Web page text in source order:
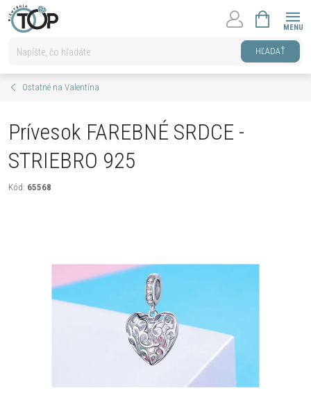
Prejsť
na
HĽADAŤ
KOŠÍK
Ostatné na Valentína
Prívesok FAREBNÉ SRDCE -
STRIEBRO 925
Kód: 65568